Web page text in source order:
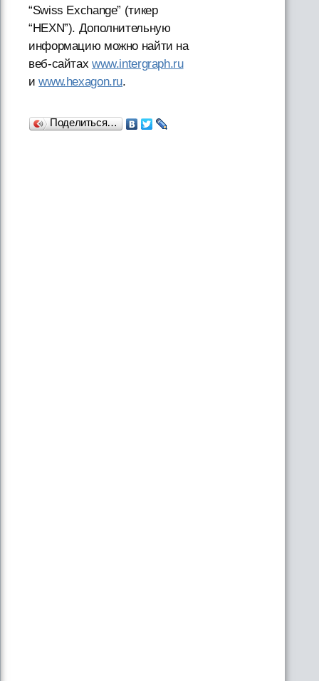
“Swiss Exchange” (тикер
“HEXN”). Дополнительную
информацию можно найти на
веб-сайтах www.intergraph.ru
иwww.hexagon.ru.
Поделиться…